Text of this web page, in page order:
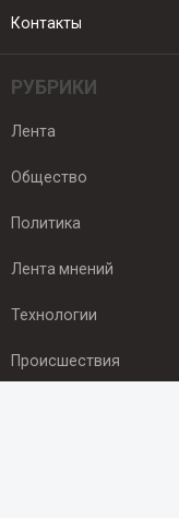
Контакты
РУБРИКИ
Лента
Общество
Политика
Лента мнений
Технологии
Происшествия